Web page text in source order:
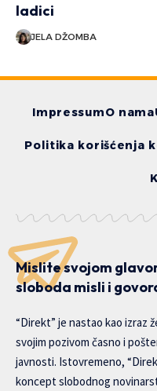
ladici
JELA DŽOMBA
ImpressumO nama
Politika korišćenja
Mislite svojom
sloboda misli i
“Direkt” je nastao kao izraz
svojim pozivom časno i
javnosti. Istovremeno,
koncept slobodnog